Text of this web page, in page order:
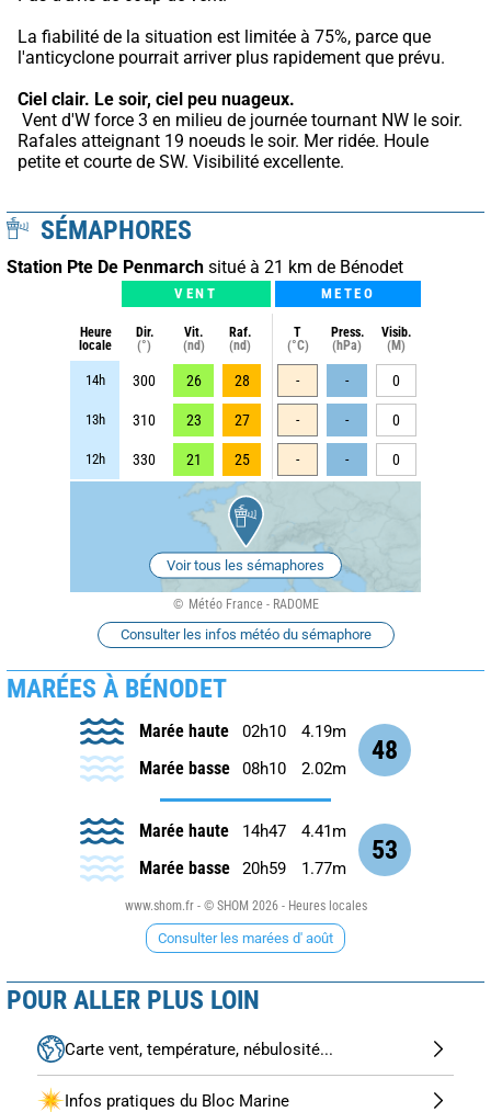
La fiabilité de la situation est limitée à 75%, parce que
l'anticyclone pourrait arriver plus rapidement que prévu.
Ciel clair. Le soir, ciel peu nuageux.
Rafales atteignant 19 noeuds le soir. Mer ridée. Houle
petite et courte de SW. Visibilité excellente.
SÉMAPHORES
Station Pte De Penmarch situé à 21 km de Bénodet
VENT METEO
Heure
locale
Dir.
(°)
Vit.
(nd)
Raf.
(nd)
T
(°C)
Press.
(hPa)
Visib.
(M)
14h 300 26 28 - - 0
13h 310 23 27 - - 0
12h 330 21 25 - - 0
Voir tous les sémaphores
Météo France - RADOME
Consulter les infos météo du sémaphore
MARÉES À BÉNODET
48
Marée haute 02h10 4.19m
Marée basse 08h10 2.02m
53
Marée haute 14h47 4.41m
Marée basse 20h59 1.77m
www.shom.fr - © SHOM 2026 - Heures locales
Consulter les marées d' août
POUR ALLER PLUS LOIN
Carte vent, température, nébulosité...
Infos pratiques du Bloc Marine